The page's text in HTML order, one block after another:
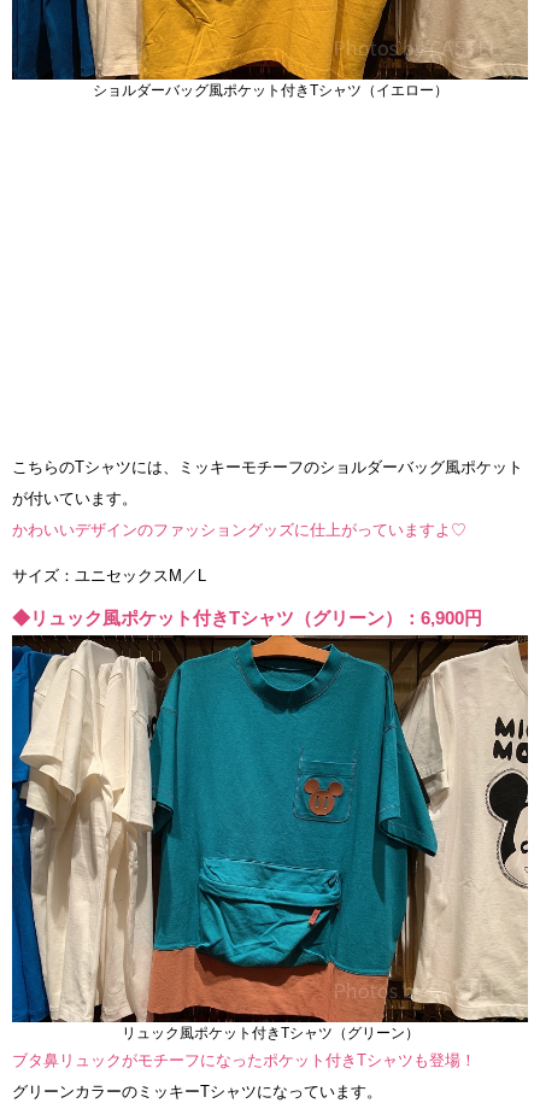
ショルダーバッグ風ポケット付きTシャツ（イエロー）
こちらのTシャツには、ミッキーモチーフのショルダーバッグ風ポケット
が付いています。
かわいいデザインのファッショングッズに仕上がっていますよ♡
サイズ：ユニセックスM／L
◆リュック風ポケット付きTシャツ（グリーン）：6,900円
リュック風ポケット付きTシャツ（グリーン）
ブタ鼻リュックがモチーフになったポケット付きTシャツも登場！
グリーンカラーのミッキーTシャツになっています。